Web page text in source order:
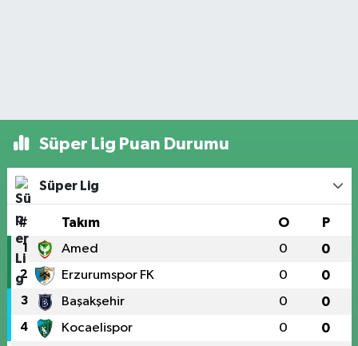
Süper Lig Puan Durumu
Süper Lig
# Takım O P
1 Amed 0 0
2 Erzurumspor FK 0 0
3 Başakşehir 0 0
4 Kocaelispor 0 0